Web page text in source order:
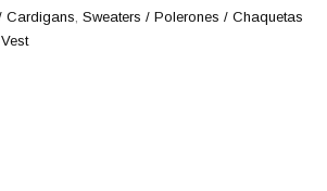
Cardigans, Sweaters / Polerones / Chaquetas